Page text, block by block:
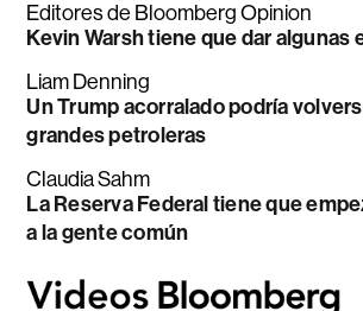
Editores de Bloomberg Opinion
Kevin Warsh tiene que dar algunas
Liam Denning
Un Trump acorralado podría
grandes petroleras
Claudia Sahm
La Reserva Federal tiene que
a la gente común